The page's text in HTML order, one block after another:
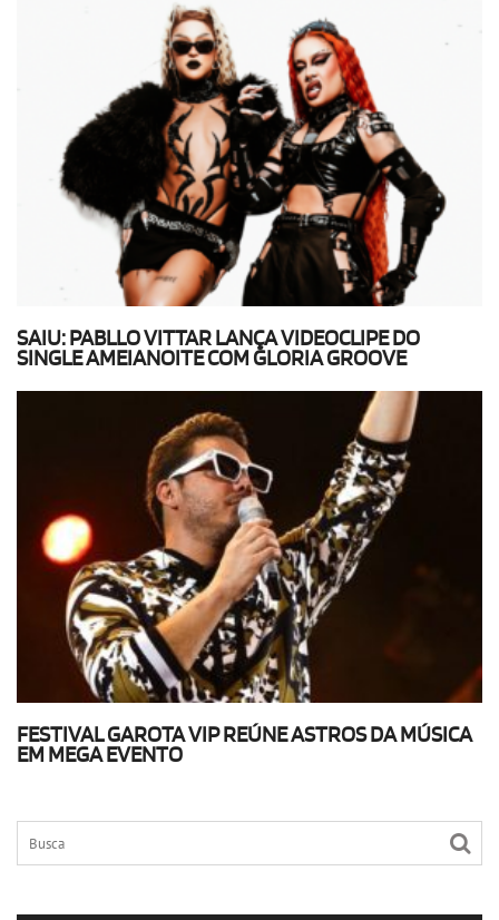
SAIU: PABLLO VITTAR LANÇA VIDEOCLIPE DO
SINGLE AMEIANOITE COM GLORIA GROOVE
FESTIVAL GAROTA VIP REÚNE ASTROS DA MÚSICA
EM MEGA EVENTO